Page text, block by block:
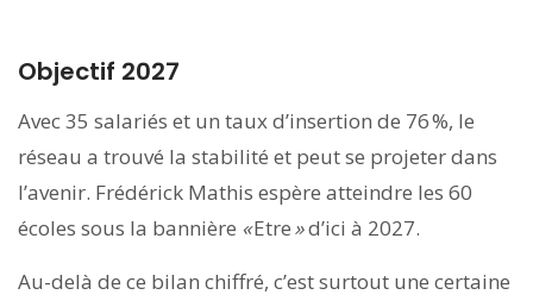
Objectif 2027
Avec 35 salariés et un taux d’insertion de 76 %, le
réseau a trouvé la stabilité et peut se projeter dans
l’avenir. Frédérick Mathis espère atteindre les 60
écoles sous la bannière «Etre»d’ici à 2027.
Au-delà de ce bilan chiffré, c’est surtout une certaine